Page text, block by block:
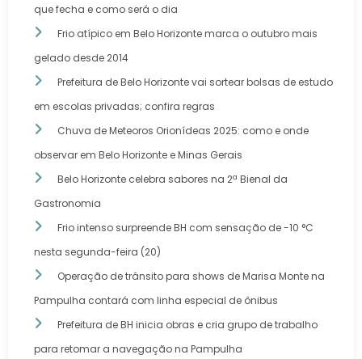
que fecha e como será o dia
Frio atípico em Belo Horizonte marca o outubro mais
gelado desde 2014
Prefeitura de Belo Horizonte vai sortear bolsas de estudo
em escolas privadas; confira regras
Chuva de Meteoros Orionídeas 2025: como e onde
observar em Belo Horizonte e Minas Gerais
Belo Horizonte celebra sabores na 2ª Bienal da
Gastronomia
Frio intenso surpreende BH com sensação de -10 °C
nesta segunda-feira (20)
Operação de trânsito para shows de Marisa Monte na
Pampulha contará com linha especial de ônibus
Prefeitura de BH inicia obras e cria grupo de trabalho
para retomar a navegação na Pampulha